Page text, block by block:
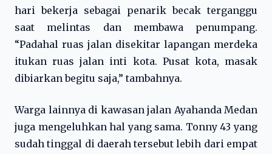
hari bekerja sebagai penarik becak terganggu
saat melintas dan membawa penumpang.
“Padahal ruas jalan disekitar lapangan merdeka
itukan ruas jalan inti kota. Pusat kota, masak
dibiarkan begitu saja,” tambahnya.
Warga lainnya di kawasan jalan Ayahanda Medan
juga mengeluhkan hal yang sama. Tonny 43 yang
sudah tinggal di daerah tersebut lebih dari empat